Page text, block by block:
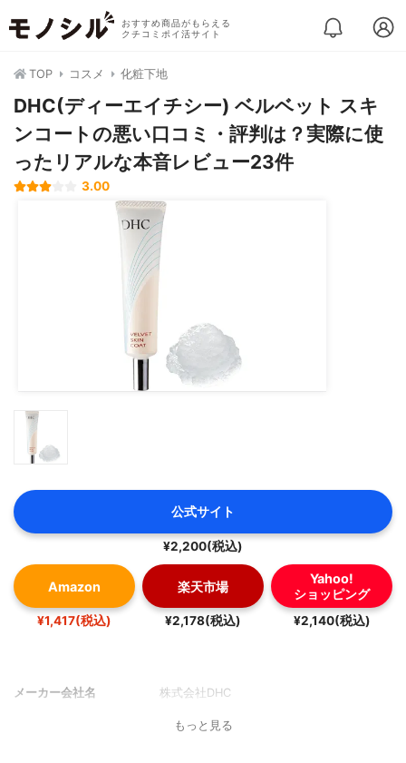
おすすめ商品がもらえる
クチコミポイ活サイト
TOP コスメ 化粧下地
DHC(ディーエイチシー) ベルベット スキ
ンコートの悪い口コミ・評判は？実際に使
ったリアルな本音レビュー23件
3.00
公式サイト
¥2,200(税込)
Amazon
¥1,417(税込)
楽天市場
¥2,178(税込)
Yahoo!
ショッピング
¥2,140(税込)
メーカー会社名 株式会社DHC
もっと見る